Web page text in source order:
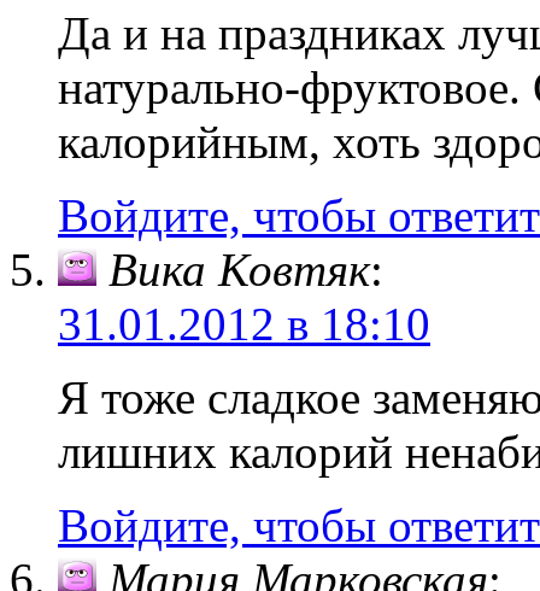
Да и на праздниках
натурально-
калорийным, хоть
Войдите, чтобы
Вика Ковтяк:
31.01.2012 в 18:10
Я тоже сладкое
лишних калорий
Войдите, чтобы
Мария Марковская: